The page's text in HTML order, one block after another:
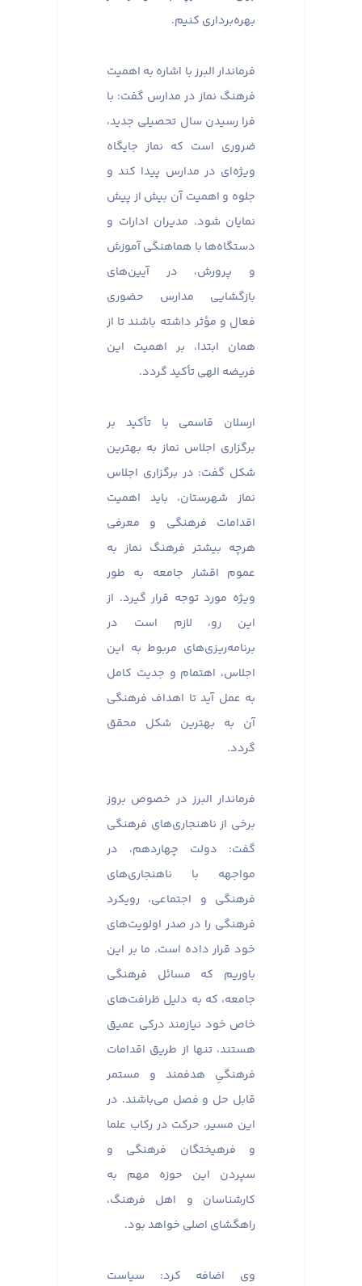
بهره‌برداری کنیم.
فرماندار البرز با اشاره به اهمیت
فرهنگ نماز در مدارس گفت: با
فرا رسیدن سال تحصیلی جدید،
ضروری است که نماز جایگاه
ویژه‌ای در مدارس پیدا کند و
جلوه و اهمیت آن بیش از پیش
نمایان شود. مدیران ادارات و
دستگاه‌ها با هماهنگی آموزش
و پرورش، در آیین‌های
بازگشایی مدارس حضوری
فعال و مؤثر داشته باشند تا از
همان ابتدا، بر اهمیت این
فریضه الهی تأکید گردد.
ارسلان قاسمی با تأکید بر
برگزاری اجلاس نماز به بهترین
شکل گفت: در برگزاری اجلاس
نماز شهرستان، باید اهمیت
اقدامات فرهنگی و معرفی
هرچه بیشتر فرهنگ نماز به
عموم اقشار جامعه به طور
ویژه مورد توجه قرار گیرد. از
این رو، لازم است در
برنامه‌ریزی‌های مربوط به این
اجلاس، اهتمام و جدیت کامل
به عمل آید تا اهداف فرهنگی
آن به بهترین شکل محقق
گردد.
فرماندار البرز در خصوص بروز
برخی از ناهنجاری‌های فرهنگی
گفت: دولت چهاردهم، در
مواجهه با ناهنجاری‌های
فرهنگی و اجتماعی، رویکرد
فرهنگی را در صدر اولویت‌های
خود قرار داده است. ما بر این
باوریم که مسائل فرهنگی
جامعه، که به دلیل ظرافت‌های
خاص خود نیازمند درکی عمیق
هستند، تنها از طریق اقدامات
فرهنگیِ هدفمند و مستمر
قابل حل و فصل می‌باشند. در
این مسیر، حرکت در رکاب علما
و فرهیختگان فرهنگی و
سپردن این حوزه مهم به
کارشناسان و اهل فرهنگ،
راهگشای اصلی خواهد بود.
وی اضافه کرد: سیاست